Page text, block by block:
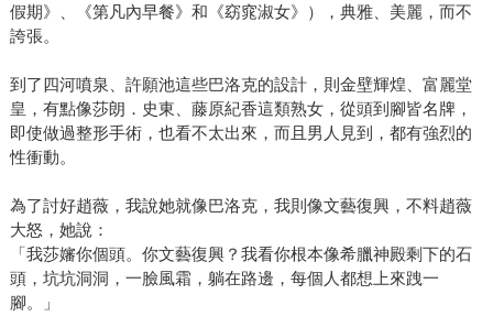
假期》、《第凡內早餐》和《窈窕淑女》），典雅、美麗，而不
誇張。
到了四河噴泉、許願池這些巴洛克的設計，則金壁輝煌、富麗堂
皇，有點像莎朗．史東、藤原紀香這類熟女，從頭到腳皆名牌，
即使做過整形手術，也看不太出來，而且男人見到，都有強烈的
性衝動。
為了討好趙薇，我說她就像巴洛克，我則像文藝復興，不料趙薇
大怒，她說：
「我莎嬸你個頭。你文藝復興？我看你根本像希臘神殿剩下的石
頭，坑坑洞洞，一臉風霜，躺在路邊，每個人都想上來跩一
腳。」